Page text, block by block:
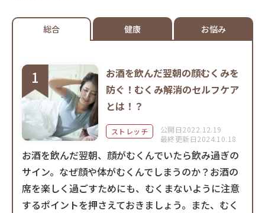
総合 健康 お悩み
お酒を飲んだ翌朝の顔むくみを
防ぐ！むくみ解消のセルフケア
とは！？
ストレッチ
公開日2022.12.19
最終更新日2024.10.18
お酒を飲んだ翌朝、顔がむくんでいたら飲み過ぎの
サイン。なぜ顔や体がむくんでしまうのか？お酒の
席を楽しく過ごすためにも、むくまないように注意
するポイントを押さえておきましょう。また、むく